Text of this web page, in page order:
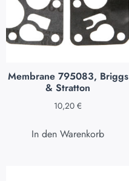
Membrane 795083, Briggs
& Stratton
10,20 €
In den Warenkorb